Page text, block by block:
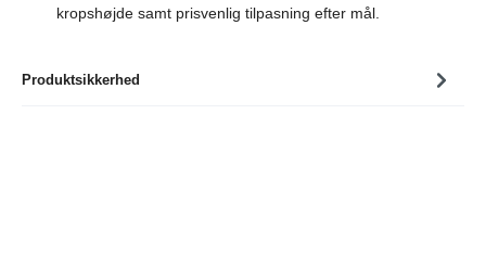
Produktsikkerhed
kropshøjde samt prisvenlig tilpasning efter mål.